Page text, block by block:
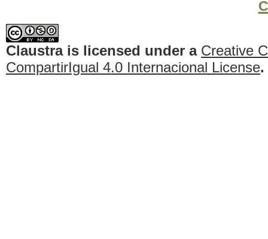
Claustrais licensed under a Creative
CompartirIgual 4.0 Internacional License.